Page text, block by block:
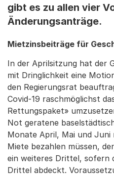
gibt es zu allen vier
Änderungsanträge.
Mietzinsbeiträge für
In der Aprilsitzung hat der
mit Dringlichkeit eine
den Regierungsrat
Covid-19 raschmöglichst
Rettungspaket»
Not geratene
Monate April, Mai und
Miete bezahlen müssen,
ein weiteres Drittel, sofern
Drittel abdeckt.